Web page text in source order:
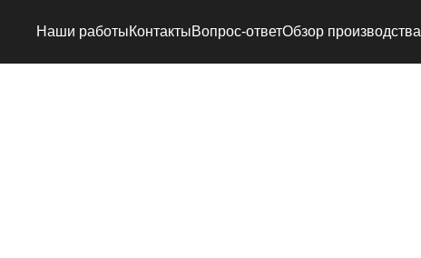
Наши работыКонтактыВопрос-ответОбзор производства